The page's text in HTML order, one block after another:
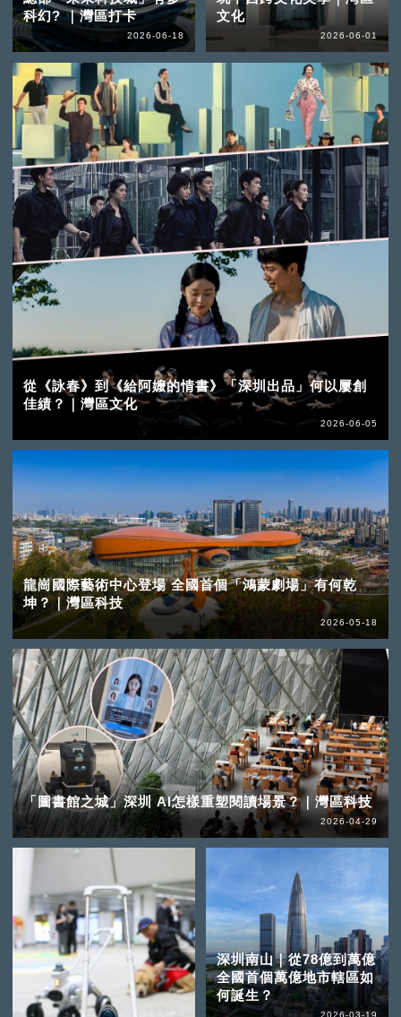
科幻? ｜灣區打卡
2026-06-18
從《詠春》到《給阿嬤的情書》「深圳出品」何以屢創
佳績？｜灣區文化
2026-06-05
文化
2026-06-01
龍崗國際藝術中心登場 全國首個「鴻蒙劇場」有何乾
坤？｜灣區科技
2026-05-18
「圖書館之城」深圳 AI怎樣重塑閱讀場景？｜灣區科技
2026-04-29
深圳南山｜從78億到萬億
全國首個萬億地市轄區如
何誕生？
2026-03-19